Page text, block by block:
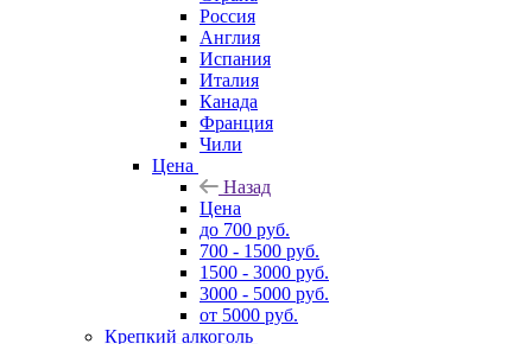
Россия
Англия
Испания
Италия
Канада
Франция
Чили
Цена
Назад
Цена
до 700 руб.
700 - 1500 руб.
1500 - 3000 руб.
3000 - 5000 руб.
от 5000 руб.
Крепкий алкоголь